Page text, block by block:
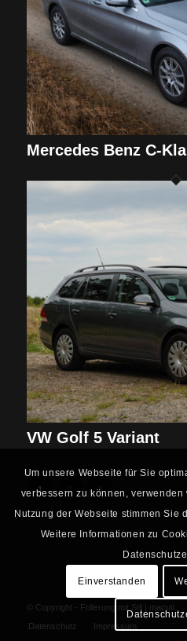
Mercedes Benz C-
VW Golf 5 Variant
1 2 3
© Copyright - Folierung mit Stil | macuti.
Datenschutz
Impressum
Um unsere Webseite für Sie
verbessern zu können,
Nutzung der Webseite stimmen Sie
Weitere Informationen zu
Einverstanden